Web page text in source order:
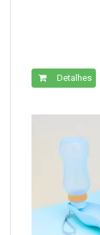
Detalhes